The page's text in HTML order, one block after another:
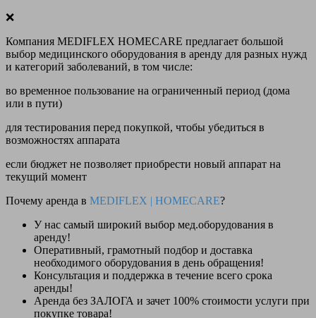
❌
Компания MEDIFLEX HOMECARE предлагает большой
выбор медицинского оборудования в аренду для разных нужд
и категорий заболеваний, в том числе:
во временное пользование на ограниченный период (дома
или в пути)
для тестирования перед покупкой, чтобы убедиться в
возможностях аппарата
если бюджет не позволяет приобрести новый аппарат на
текущий момент
Почему аренда в MEDIFLEX | HOMECARE?
У нас самый широкий выбор мед.оборудования в
аренду!
Оперативный, грамотный подбор и доставка
необходимого оборудования в день обращения!
Консультация и поддержка в течение всего срока
аренды!
Аренда без ЗАЛОГА и зачет 100% стоимости услуги при
покупке товара!